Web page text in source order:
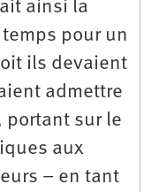
ainsi la
pour un
ils devaient
admettre
portant sur le
aux
– en tant